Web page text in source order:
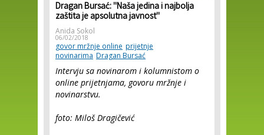
Dragan Bursać: ''Naša jedina i najbolja
zaštita je apsolutna javnost''
Anida Sokol
06/02/2018
govor mržnje online prijetnje
novinarima Dragan Bursać
Intervju sa novinarom i kolumnistom o
online prijetnjama, govoru mržnje i
novinarstvu.
foto: Miloš Dragičević